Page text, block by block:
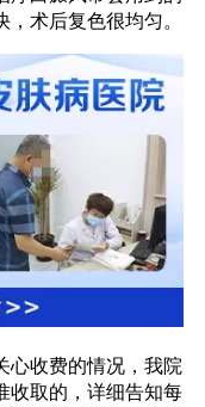
术后复色很均匀。
收费的情况，我院
收取的，详细告知每